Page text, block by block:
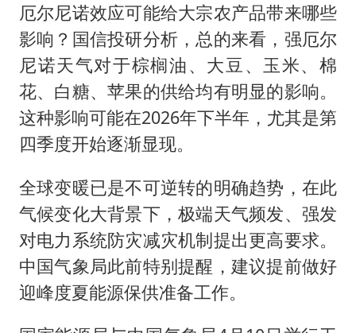
厄尔尼诺效应可能给大宗农产品带来哪些
影响？国信投研分析，总的来看，强厄尔
尼诺天气对于棕榈油、大豆、玉米、棉
花、白糖、苹果的供给均有明显的影响。
这种影响可能在2026年下半年，尤其是第
四季度开始逐渐显现。
全球变暖已是不可逆转的明确趋势，在此
气候变化大背景下，极端天气频发、强发
对电力系统防灾减灾机制提出更高要求。
中国气象局此前特别提醒，建议提前做好
迎峰度夏能源保供准备工作。